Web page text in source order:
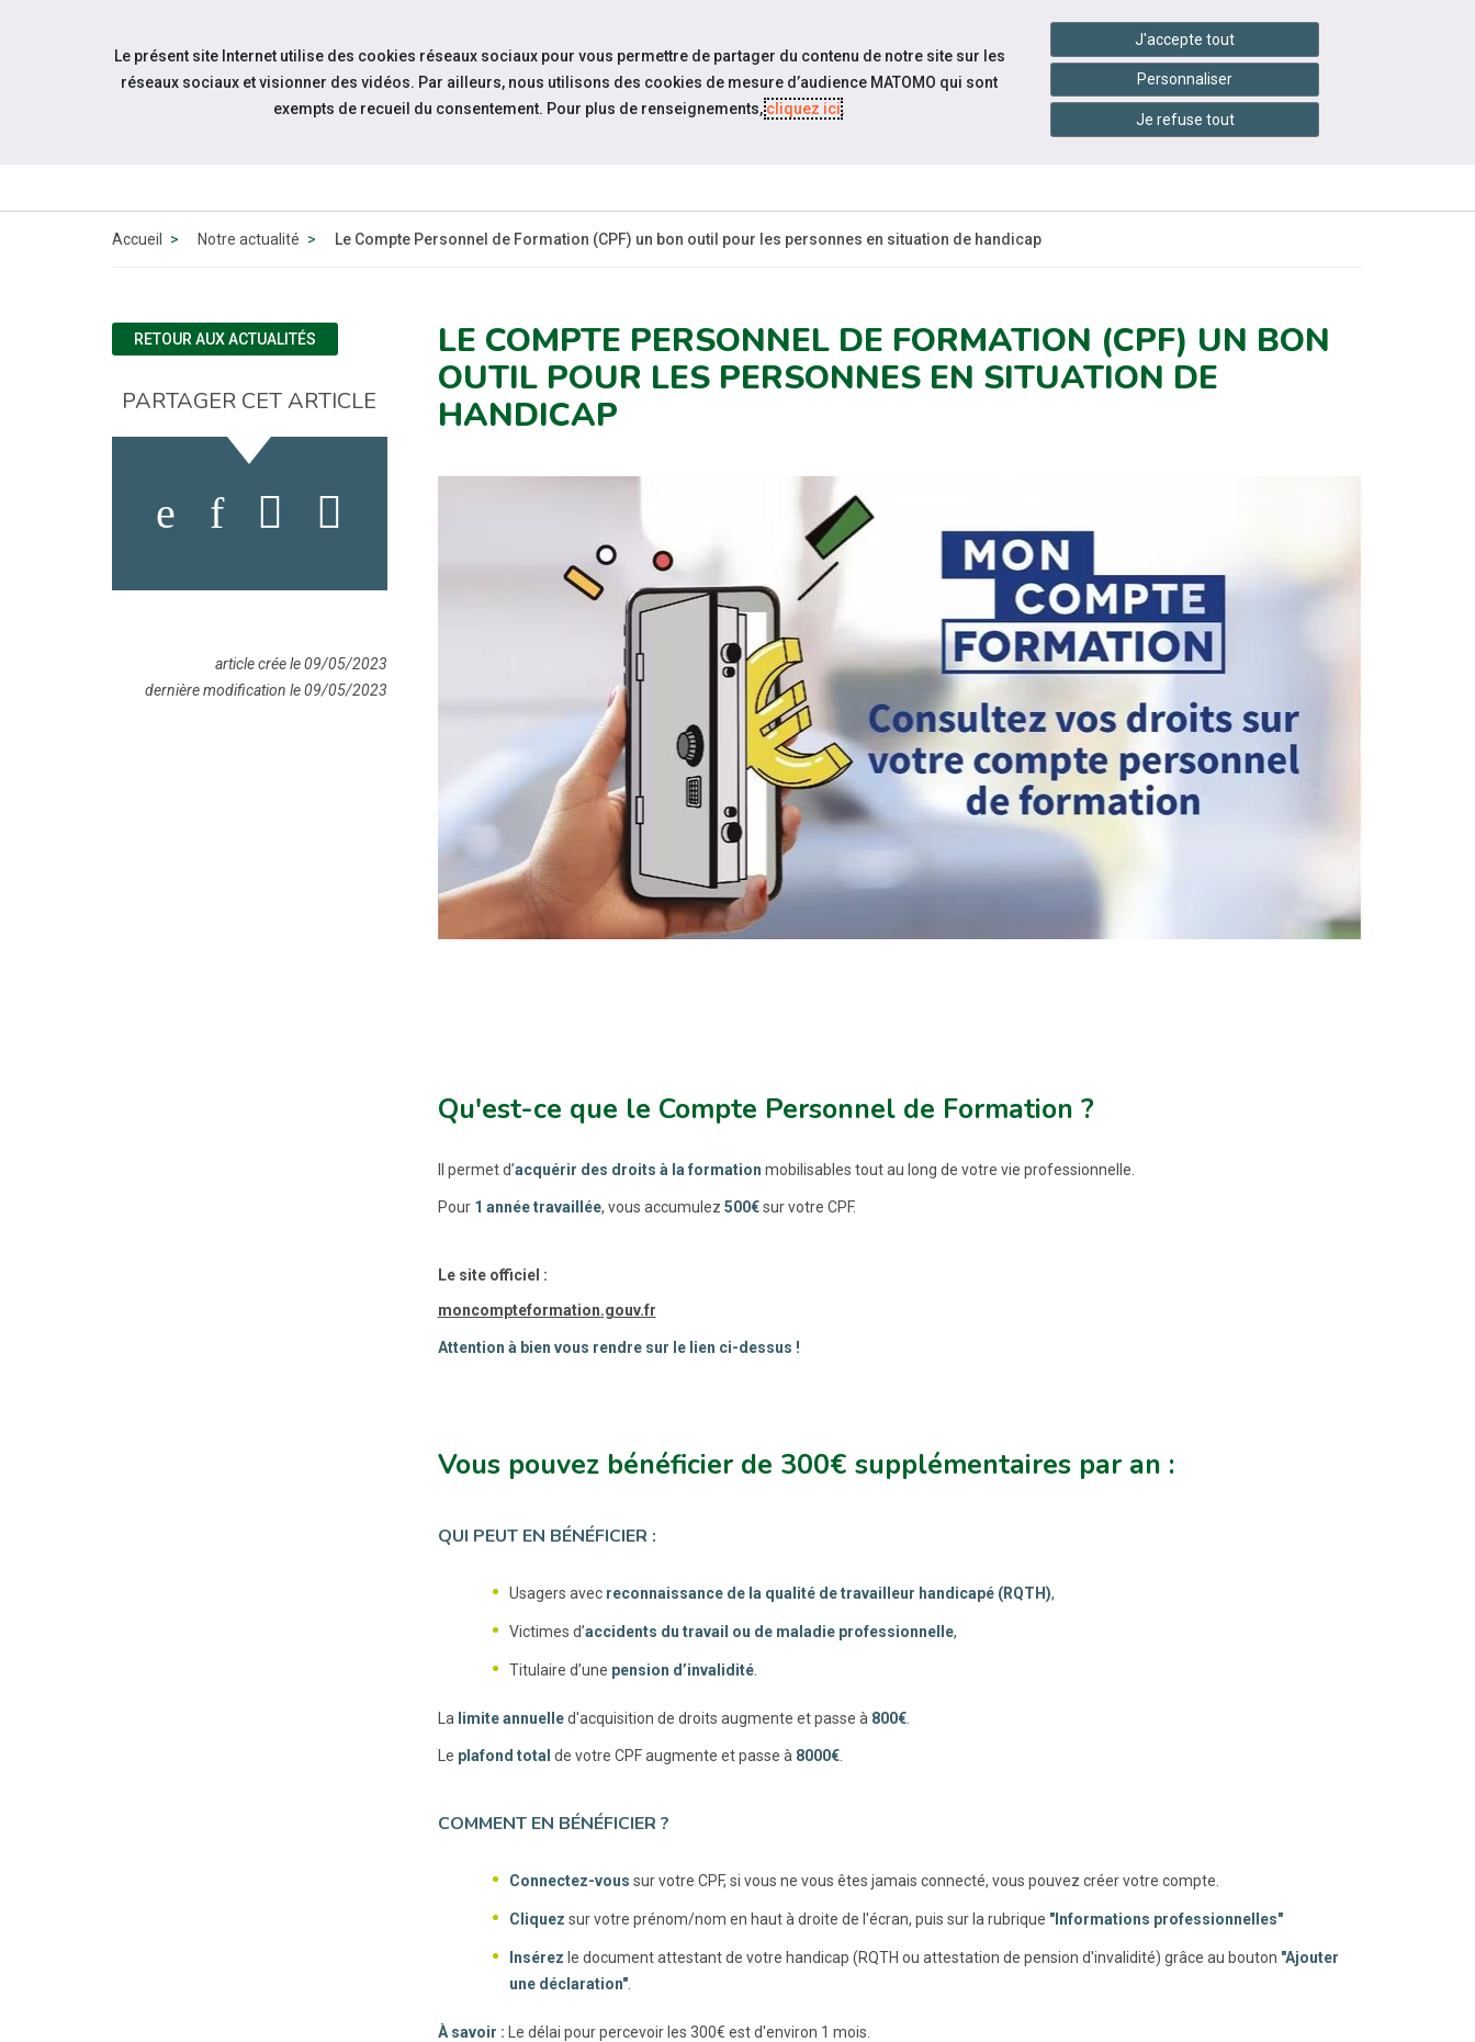
Aller au contenu
Accessibilité handshake Services en ligne
QUI
ESPACE
ESPACE
PRATIQUES
CONTACTEZ-
NOUS
ÉVÉNEMENTS
Accueil Notre actualité Le Compte Personnel de Formation (CPF) un bon outil pour les personnes en situation de handicap
LE COMPTE PERSONNEL DE FORMATION (CPF) UN BON
OUTIL POUR LES PERSONNES EN SITUATION DE
HANDICAP
Qu'est-ce que le Compte Personnel de Formation ?
Il permet d’acquérir des droits à la formation mobilisables tout au long de votre vie professionnelle.
Pour 1 année travaillée, vous accumulez 500€sur votre CPF.
Le site officiel :
moncompteformation.gouv.fr
Attention à bien vous rendre sur le lien ci-dessus !
Vous pouvez bénéficier de 300€ supplémentaires par an :
QUI PEUT EN BÉNÉFICIER :
Usagers avec reconnaissance de la qualité de travailleur handicapé (RQTH),
Victimes d’accidents du travail ou de maladie professionnelle,
Titulaire d’une pension d’invalidité.
La limite annuelled'acquisition de droits augmente et passe à 800€.
Le plafond total de votre CPF augmente et passe à 8000€.
COMMENT EN BÉNÉFICIER ?
Connectez-vous sur votre CPF, si vous ne vous êtes jamais connecté, vous pouvez créer votre compte.
Cliquez sur votre prénom/nom en haut à droite de l'écran, puis sur la rubrique "Informations professionnelles"
Insérez le document attestant de votre handicap (RQTH ou attestation de pension d'invalidité) grâce au bouton "Ajouter
une déclaration".
À savoir : Le délai pour percevoir les 300€ est d'environ 1 mois.
RETOUR AUX ACTUALITÉS
PARTAGER CET ARTICLE
article crée le 09/05/2023
dernière modification le 09/05/2023
Le présent site Internet utilise des cookies réseaux sociaux pour vous permettre de partager du contenu de notre site sur les
réseaux sociaux et visionner des vidéos. Par ailleurs, nous utilisons des cookies de mesure d’audience MATOMO qui sont
exempts de recueil du consentement. Pour plus de renseignements,cliquez ici.
J'accepte tout
Personnaliser
Je refuse tout